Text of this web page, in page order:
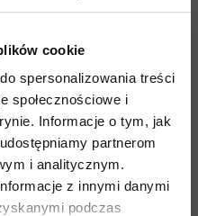
cookie
spersonalizowania treści
społecznościowe i
Informacje o tym, jak
partnerom
i analitycznym.
z innymi danymi
podczas